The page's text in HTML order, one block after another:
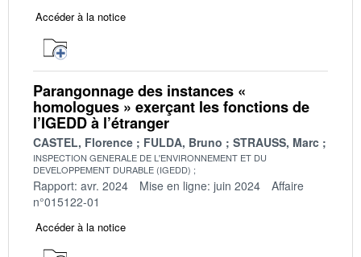
Accéder à la notice
Parangonnage des instances «
homologues » exerçant les fonctions de
l’IGEDD à l’étranger
CASTEL, Florence FULDA, Bruno STRAUSS, Marc
INSPECTION GENERALE DE L'ENVIRONNEMENT ET DU
DEVELOPPEMENT DURABLE (IGEDD)
Rapport: avr. 2024 Mise en ligne: juin 2024
Affaire
n°015122-01
Accéder à la notice